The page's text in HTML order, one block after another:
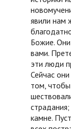
явили нам
Божие.
вами.
эти люди
Сейчас
том,
камне.